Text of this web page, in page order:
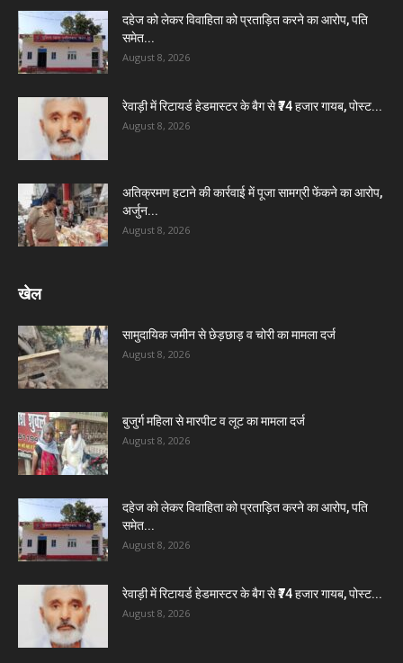
दहेज को लेकर विवाहिता को प्रताड़ित करने का आरोप, पति
समेत...
August 8, 2026
रेवाड़ी में रिटायर्ड हेडमास्टर के बैग से ₹74 हजार गायब, पोस्ट...
August 8, 2026
अतिक्रमण हटाने की कार्रवाई में पूजा सामग्री फेंकने का आरोप,
अर्जुन...
August 8, 2026
खेल
सामुदायिक जमीन से छेड़छाड़ व चोरी का मामला दर्ज
August 8, 2026
बुजुर्ग महिला से मारपीट व लूट का मामला दर्ज
August 8, 2026
दहेज को लेकर विवाहिता को प्रताड़ित करने का आरोप, पति
समेत...
August 8, 2026
रेवाड़ी में रिटायर्ड हेडमास्टर के बैग से ₹74 हजार गायब, पोस्ट...
August 8, 2026